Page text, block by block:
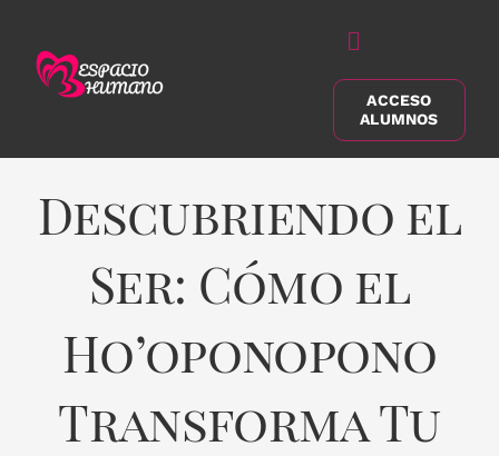
contenido
Alternar
navegación
Buscar:
ACCESO
ALUMNOS
Descubriendo el
Ser: Cómo el
Ho’oponopono
Transforma Tu